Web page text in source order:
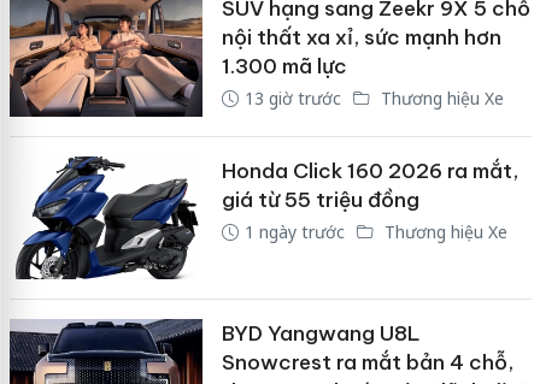
SUV hạng sang Zeekr 9X 5 chỗ
nội thất xa xỉ, sức mạnh hơn
1.300 mã lực
13 giờ trước Thương hiệu Xe
Honda Click 160 2026 ra mắt,
giá từ 55 triệu đồng
1 ngày trước Thương hiệu Xe
BYD Yangwang U8L
Snowcrest ra mắt bản 4 chỗ,